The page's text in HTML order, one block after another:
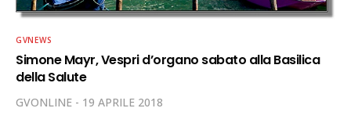
GVNEWS
Simone Mayr, Vespri d’organo sabato alla Basilica
della Salute
GVONLINE 19 APRILE 2018